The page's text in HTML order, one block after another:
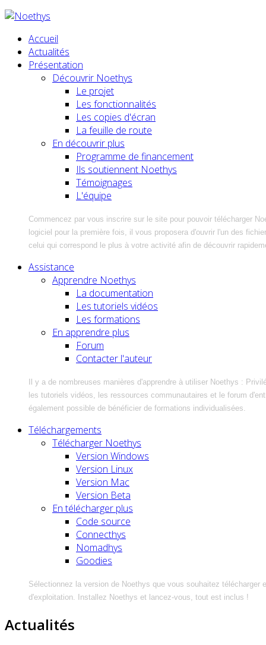
Accueil
Actualités
Présentation
Découvrir Noethys
Le projet
Les fonctionnalités
Les copies d'écran
La feuille de route
En découvrir plus
Programme de financement
Ils soutiennent Noethys
Témoignages
L'équipe
Commencez par vous inscrire sur le site pour pouvoir télécharger
logiciel pour la première fois, il vous proposera d'ouvrir l'un des
celui qui correspond le plus à votre activité afin de découvrir
Assistance
Apprendre Noethys
La documentation
Les tutoriels vidéos
Les formations
En apprendre plus
Forum
Contacter l'auteur
Il y a de nombreuses manières d'apprendre à utiliser Noethys :
les tutoriels vidéos, les ressources communautaires et le forum
également possible de bénéficier de formations individualisées.
Téléchargements
Télécharger Noethys
Version Windows
Version Linux
Version Mac
Version Beta
En télécharger plus
Code source
Connecthys
Nomadhys
Goodies
Sélectionnez la version de Noethys que vous souhaitez télécharger
d'exploitation. Installez Noethys et lancez-vous, tout est inclus !
Actualités